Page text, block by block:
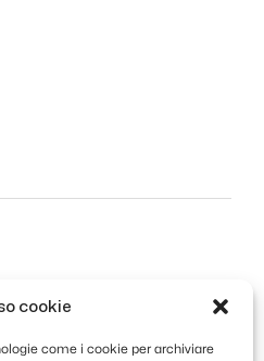
cookie
come i cookie per archiviare